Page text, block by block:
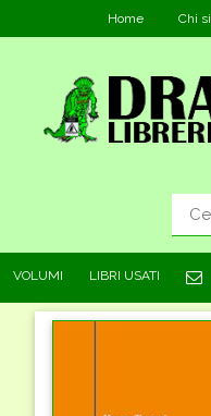
Home Chi
VOLUMI LIBRI USATI